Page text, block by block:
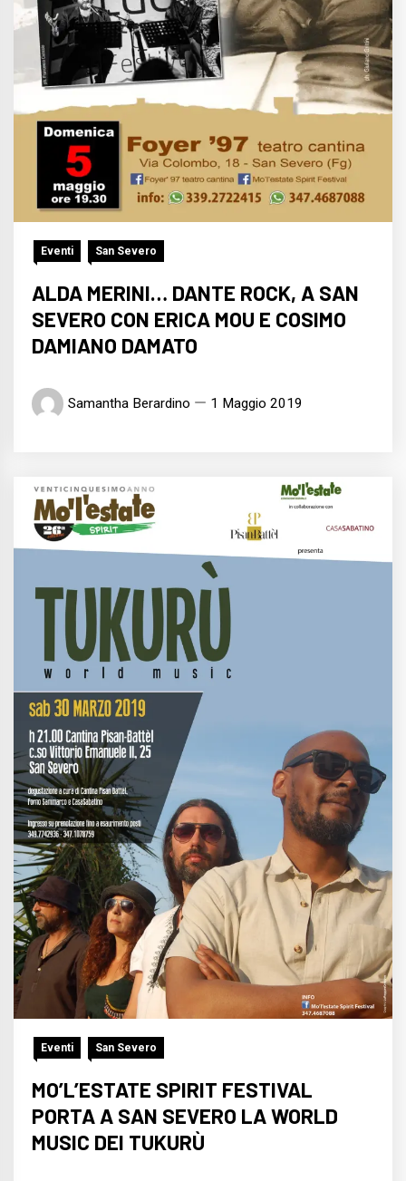
Eventi San Severo
ALDA MERINI… DANTE ROCK, A SAN
SEVERO CON ERICA MOU E COSIMO
DAMIANO DAMATO
Samantha Berardino 1 Maggio 2019
Eventi San Severo
MO’L’ESTATE SPIRIT FESTIVAL
PORTA A SAN SEVERO LA WORLD
MUSIC DEI TUKURÙ